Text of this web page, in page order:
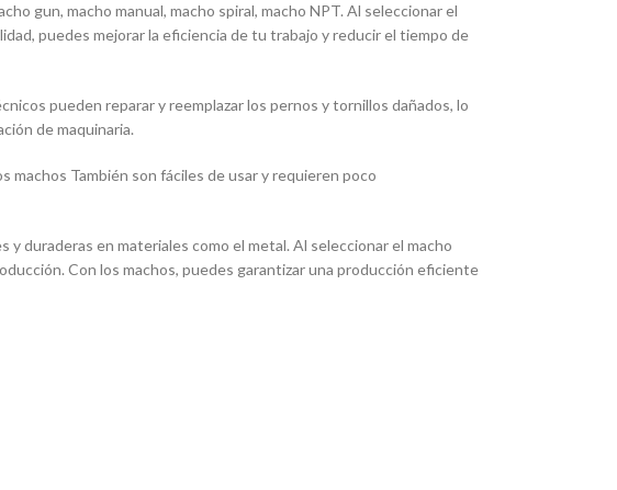
gun, macho manual, macho spiral, macho NPT. Al seleccionar el
puedes mejorar la eficiencia de tu trabajo y reducir el tiempo de
pueden reparar y reemplazar los pernos y tornillos dañados, lo
de maquinaria.
machos También son fáciles de usar y requieren poco
duraderas en materiales como el metal. Al seleccionar el macho
Con los machos, puedes garantizar una producción eficiente